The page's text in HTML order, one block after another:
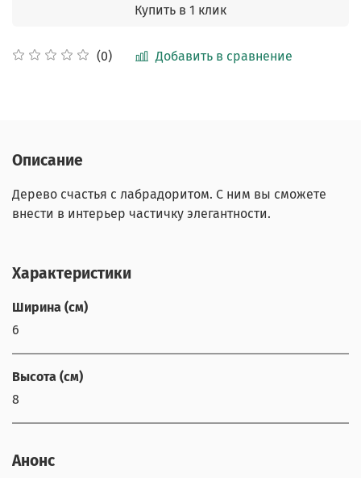
(0) Добавить в сравнение
Купить в 1 клик
Описание
Дерево счастья с лабрадоритом. С ним вы сможете
внести в интерьер частичку элегантности.
Характеристики
Ширина (см)
6
Высота (см)
8
Анонс